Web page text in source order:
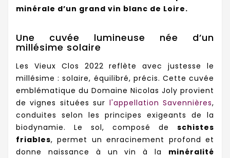
minérale d’un grand vin blanc de Loire.
Une cuvée lumineuse née d’un
millésime solaire
Les Vieux Clos 2022 reflète avec justesse le
millésime : solaire, équilibré, précis. Cette cuvée
emblématique du Domaine Nicolas Joly provient
de vignes situées sur l'appellation Savennières,
conduites selon les principes exigeants de la
biodynamie. Le sol, composé de schistes
friables, permet un enracinement profond et
donne naissance à un vin à la minéralité